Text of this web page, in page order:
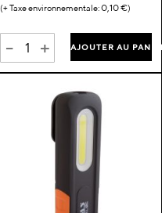
0,10 €
- + AJOUTER AU